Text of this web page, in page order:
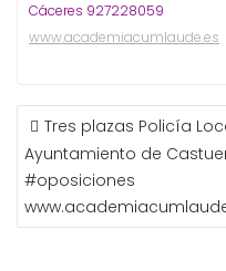
Cáceres 927228059
www.academiacumlaude.es
NAVEGACIÓN
DE
ENTRADAS
Tres plazas Policía
Ayuntamiento de
#oposiciones